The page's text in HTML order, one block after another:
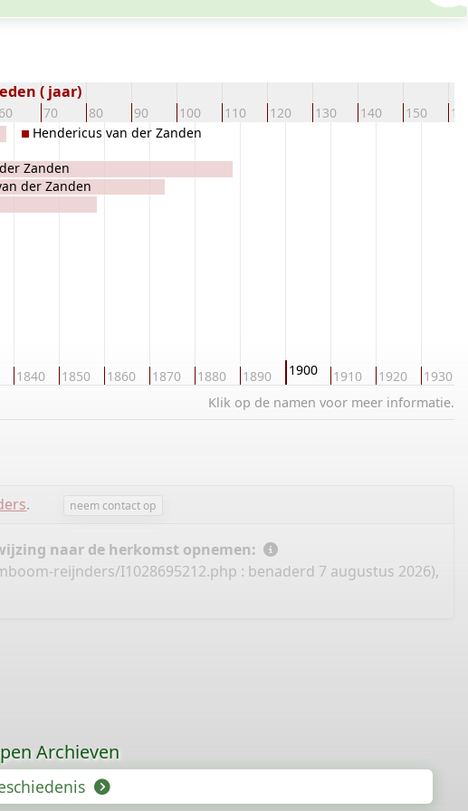
60 70 80 90 100 110 120 130 140 150
( jaar)
1840 1850 1860 1870 1880 1890 1900 1910 1920 1930
Zanden
der Zanden
Hendericus van der Zanden
Klik op de namen voor meer informatie.
. neem contact op
naar de herkomst opnemen:
reijnders/I1028695212.php : benaderd 7 augustus 2026),
Archieven